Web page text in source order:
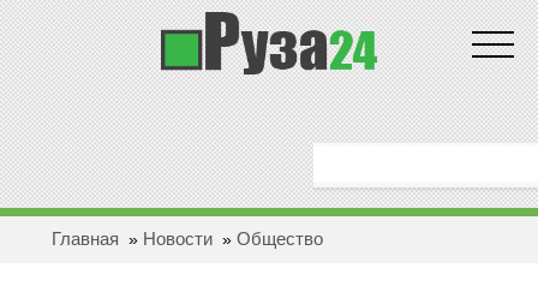
Новости
ЗДОРОВЬЕ
Главная » Новости » Общество